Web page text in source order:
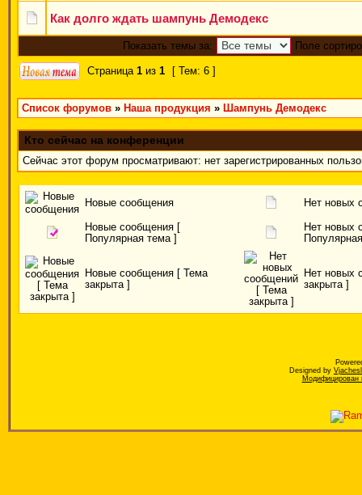
Как долго ждать шампунь Демодекс
Показать темы за: Поле
Страница 1 из 1 [ Тем: 6 ]
Список форумов » Наша продукция » Шампунь Демодекс
Кто сейчас на конференции
Сейчас этот форум просматривают: нет зарегистрированных
Новые сообщения Нет новых
Новые сообщения [
Популярная тема ]
Нет новых
Новые сообщения [ Тема
закрыта ]
Нет новых
закрыта ]
Designed by
Модифицирован